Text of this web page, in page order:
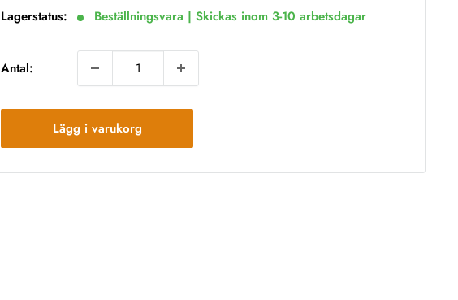
Lagerstatus: Beställningsvara | Skickas inom 3-10 arbetsdagar
Antal:
Lägg i varukorg